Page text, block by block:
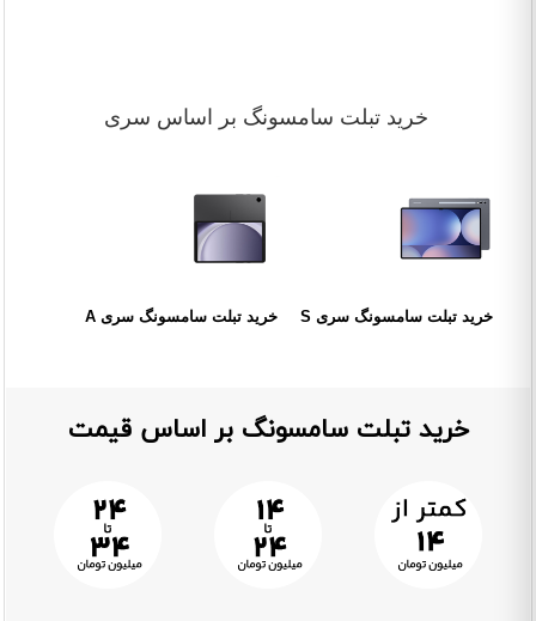
خرید تبلت سامسونگ بر اساس سری
خرید تبلت سامسونگ سری S خرید تبلت سامسونگ سری A
خرید تبلت سامسونگ بر اساس قیمت